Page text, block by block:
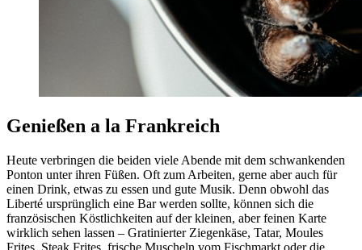
Genießen a la Frankreich
Heute verbringen die beiden viele Abende mit dem schwankenden
Ponton unter ihren Füßen. Oft zum Arbeiten, gerne aber auch für
einen Drink, etwas zu essen und gute Musik. Denn obwohl das
Liberté ursprünglich eine Bar werden sollte, können sich die
französischen Köstlichkeiten auf der kleinen, aber feinen Karte
wirklich sehen lassen – Gratinierter Ziegenkäse, Tatar, Moules